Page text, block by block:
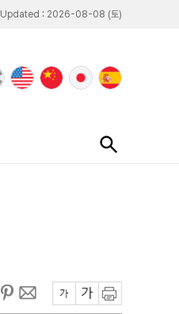
Updated : 2026-08-08 (토)